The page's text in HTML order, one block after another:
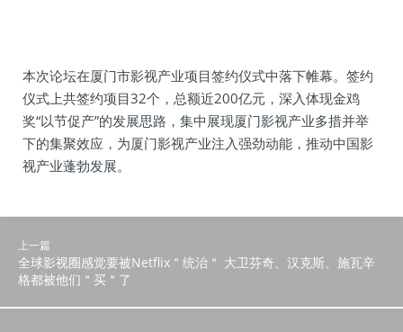
本次论坛在厦门市影视产业项目签约仪式中落下帷幕。签约
仪式上共签约项目32个，总额近200亿元，深入体现金鸡
奖“以节促产”的发展思路，集中展现厦门影视产业多措并举
下的集聚效应，为厦门影视产业注入强劲动能，推动中国影
视产业蓬勃发展。
上一篇
全球影视圈感觉要被Netflix＂统治＂ 大卫芬奇、汉克斯、施瓦辛
格都被他们＂买＂了